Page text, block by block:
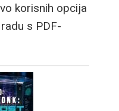
korisnih opcija
s PDF-